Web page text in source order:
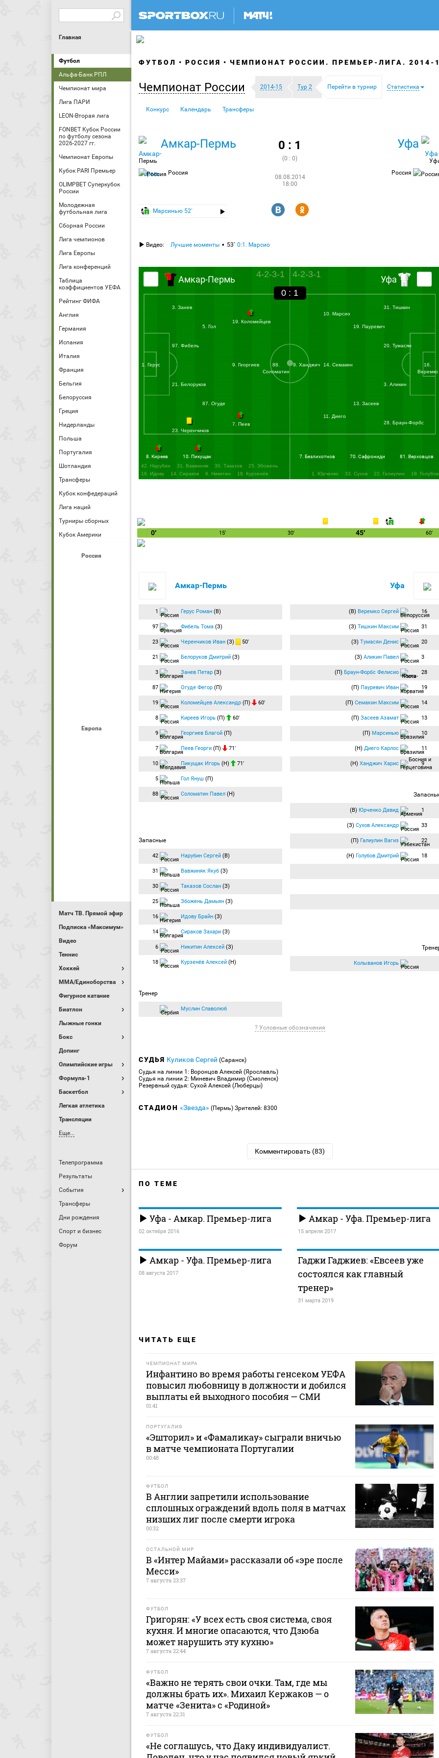
Главная
Футбол
Альфа-Банк РПЛ
Чемпионат мира
Лига ПАРИ
LEON-Вторая лига
FONBET Кубок России
по футболу сезона
2026-2027 гг.
Чемпионат Европы
Кубок PARI Премьер
OLIMPBET Суперкубок
России
Молодежная
футбольная лига
Сборная России
Лига чемпионов
Лига Европы
Лига конференций
Таблица
коэффициентов УЕФА
Рейтинг ФИФА
Англия
Германия
Испания
Италия
Франция
Бельгия
Белоруссия
Греция
Нидерланды
Польша
Португалия
Шотландия
Трансферы
Кубок конфедераций
Лига наций
Турниры сборных
Кубок Америки
Россия
Европа
Матч ТВ. Прямой эфир
Подписка «Максимум»
Видео
Теннис
Хоккей
MMA/Единоборства
Фигурное катание
Биатлон
Лыжные гонки
Бокс
Допинг
Олимпийские игры
Формула-1
Баскетбол
Легкая атлетика
Трансляции
Еще...
Телепрограмма
Результаты
События
Трансферы
Дни рождения
Спорт и бизнес
Форум
ФУТБОЛ РОССИЯ ЧЕМПИОНАТ РОССИИ. ПРЕМЬЕР-ЛИГА. 2014-
Чемпионат России 2014-15 Тур 2 Перейти в турнир Статистика
Конкурс Календарь Трансферы
Амкар-Пермь
Пермь
Россия
0 : 1
(0 : 0)
08.08.2014
18:00
Уфа
Россия
Марсинью 52′ R Y
Видео: Лучшие моменты 53` 0:1. Марсио
0 : 1
Амкар-Пермь 4-2-3-1
1. Герус
97. Фибель
23. Черенчиков
21. Белоруков
3. Занев
87. Огуде
19. Коломейцев
9. Георгиев
7. Пеев
5. Гол
88.
Соломатин
8. Киреев
10. Пикущак
42. Нарубин
31. Вавжиняк 30. Таказов
25. Збожень
16. Идову
14. Сираков 6. Никитин 18. Курзенёв
4-2-3-1 Уфа
16.
Веремко
31. Тишкин
20. Тумасян
3. Аликин
28. Браун-Форбс
19. Пауревич
14. Семакин
13. Засеев
10. Марсио
11. Диего
9. Ханджич
81. Верховцов
70. Сафрониди
7. Безлихотнов
1. Юрченко 33. Сухов 22. Галиулин 18. Голубов
0′ 15′ 30′ 45′ 60′
Амкар-Пермь
1 Герус Роман (В)
97 Фибель Тома (З)
23 Черенчиков Иван (З) 50′
21 Белоруков Дмитрий (З)
3 Занев Петар (З)
87 Огуде Фегор (П)
19 Коломейцев Александр (П) 60′
8 Киреев Игорь (П) 60′
9 Георгиев Благой (П)
7 Пеев Георги (П) 71′
10 Пикущак Игорь (Н) 71′
5 Гол Януш (П)
88 Соломатин Павел (Н)
Запасные
42 Нарубин Сергей (В)
31 Вавжиняк Якуб (З)
30 Таказов Сослан (З)
25 Збожень Дамьян (З)
16 Идову Брайн (З)
14 Сираков Захари (З)
6 Никитин Алексей (З)
18 Курзенёв Алексей (Н)
Тренер
Муслин Славолюб
Уфа
(В) Веремко Сергей 16
(З) Тишкин Максим 31
(З) Тумасян Денис 20
(З) Аликин Павел 3
(П) Браун-Форбс Фелисио 28
(П) Пауревич Иван 19
(П) Семакин Максим 14
(П) Засеев Азамат 13
(П) Марсинью 10
(Н) Диего Карлос 11
(Н) Ханджич Харис 9
(В) Юрченко Давид 1
(З) Сухов Александр 33
(П) Галиулин Вагиз 22
(Н) Голубов Дмитрий 18
Колыванов Игорь
? Условные обозначения
СУДЬЯ Куликов Сергей (Саранск)
Судья на линии 1: Воронцов Алексей (Ярославль)
Судья на линии 2: Миневич Владимир (Смоленск)
Резервный судья: Сухой Алексей (Люберцы)
СТАДИОН «Звезда» (Пермь) Зрителей: 8300
Комментировать (83)
ПО ТЕМЕ
Уфа - Амкар. Премьер-лига
02 октября 2016
Амкар - Уфа. Премьер-лига
15 апреля 2017
Амкар - Уфа. Премьер-лига
08 августа 2017
Гаджи Гаджиев: «Евсеев уже
состоялся как главный
тренер»
31 марта 2019
ЧИТАТЬ ЕЩЕ
ЧЕМПИОНАТ МИРА
Инфантино во время работы генсеком УЕФА
повысил любовницу в должности и добился
выплаты ей выходного пособия — СМИ
01:41
ПОРТУГАЛИЯ
«Эшторил» и «Фамаликау» сыграли вничью
в матче чемпионата Португалии
00:48
ФУТБОЛ
В Англии запретили использование
сплошных ограждений вдоль поля в матчах
низших лиг после смерти игрока
00:32
ОСТАЛЬНОЙ МИР
В «Интер Майами» рассказали об «эре после
Месси»
7 августа 23:37
ФУТБОЛ
Григорян: «У всех есть своя система, своя
кухня. И многие опасаются, что Дзюба
может нарушить эту кухню»
7 августа 22:44
ФУТБОЛ
«Важно не терять свои очки. Там, где мы
должны брать их». Михаил Кержаков — о
матче «Зенита» с «Родиной»
7 августа 22:31
ФУТБОЛ
«Не соглашусь, что Даку индивидуалист.